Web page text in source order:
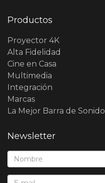
Productos
Proyector 4K
Alta Fidelidad
Cine en Casa
Multimedia
Integración
Marcas
La Mejor Barra de Sonido
Newsletter
Nombre*:
E-Mail*: